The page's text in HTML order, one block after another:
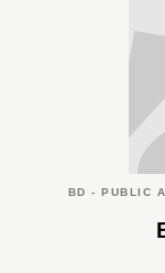
BD - PUBLIC